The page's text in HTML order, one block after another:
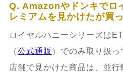
Q. Amazonやドンキでロ
レミアムを見かけたが買
ロイヤルハニーシリーズは
（公式通販 ）でのみ取り扱
店舗で見かけた商品は、並